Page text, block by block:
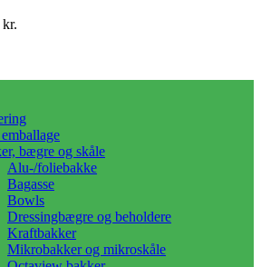
kr.
bægre og skåle
Alu-/foliebakke
Bagasse
Bowls
Dressingbægre og beholdere
Kraftbakker
Mikrobakker og mikroskåle